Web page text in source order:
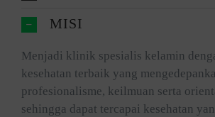
MISI
Menjadi klinik spesialis kelamin
kesehatan terbaik yang
profesionalisme, keilmuan serta
sehingga dapat tercapai kesehatan